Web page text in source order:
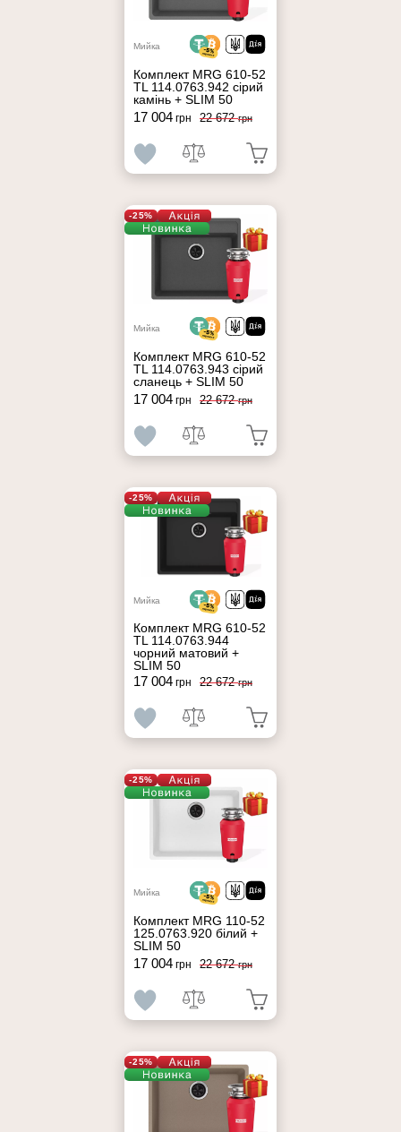
Мийка
Комплект MRG 610-52
TL 114.0763.942 сірий
камінь + SLIM 50
17 004 грн 22 672грн
-25%
Мийка
Комплект MRG 610-52
TL 114.0763.943 сірий
сланець + SLIM 50
17 004 грн 22 672грн
-25%
Мийка
Комплект MRG 610-52
TL 114.0763.944
чорний матовий +
SLIM 50
17 004 грн 22 672грн
-25%
Мийка
Комплект MRG 110-52
125.0763.920 білий +
SLIM 50
17 004 грн 22 672грн
-25%